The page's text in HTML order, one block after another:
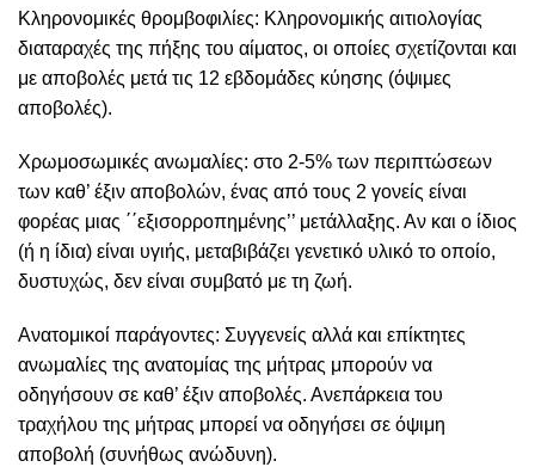
Κληρονομικές θρομβοφιλίες: Κληρονομικής αιτιολογίας
διαταραχές της πήξης του αίματος, οι οποίες σχετίζονται και
με αποβολές μετά τις 12 εβδομάδες κύησης (όψιμες
αποβολές).
Χρωμοσωμικές ανωμαλίες: στο 2-5% των περιπτώσεων
των καθ’ έξιν αποβολών, ένας από τους 2 γονείς είναι
φορέας μιας ΄΄εξισορροπημένης’’ μετάλλαξης. Αν και ο ίδιος
(ή η ίδια) είναι υγιής, μεταβιβάζει γενετικό υλικό το οποίο,
δυστυχώς, δεν είναι συμβατό με τη ζωή.
Ανατομικοί παράγοντες: Συγγενείς αλλά και επίκτητες
ανωμαλίες της ανατομίας της μήτρας μπορούν να
οδηγήσουν σε καθ’ έξιν αποβολές. Ανεπάρκεια του
τραχήλου της μήτρας μπορεί να οδηγήσει σε όψιμη
αποβολή (συνήθως ανώδυνη).